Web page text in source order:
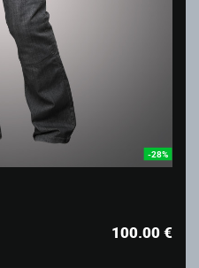
-28%
100.00€